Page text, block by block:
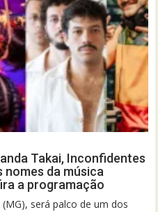
Takai, Inconfidentes
nomes da música
a programação
será palco de um dos